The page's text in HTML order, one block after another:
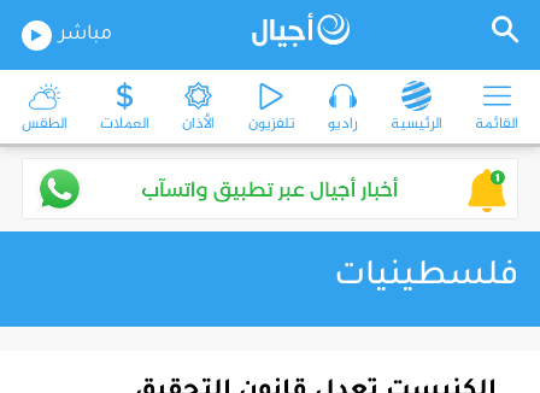
مباشر
القائمة الرئيسية راديو تلفزيون الأذان العملات الطقس
فلسطينيات